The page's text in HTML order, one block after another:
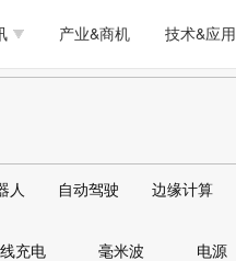
人工智能
技术 物联网
产业&商机 技术&应用
安全
软件/工具
技术 物联网
边缘计算
存储
DLP
AR/VR/图像/3D
人 自动驾驶 边缘计算
充电 毫米波 电源